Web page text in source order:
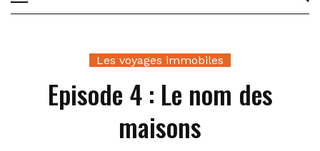
Les voyages immobiles
Episode 4 : Le nom des
maisons